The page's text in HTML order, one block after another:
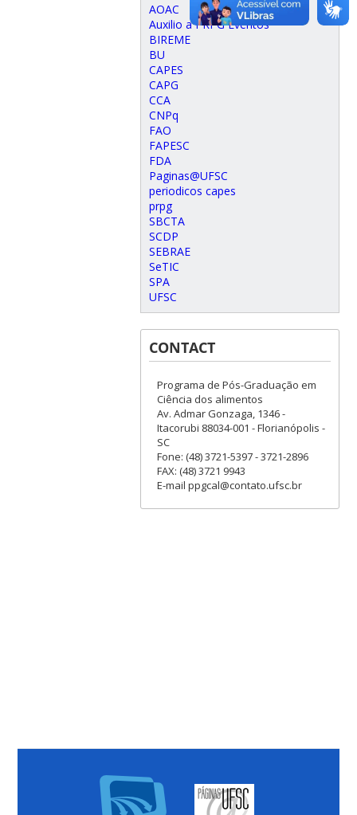
AOAC
Auxilio a PRPG Eventos
BIREME
BU
CAPES
CAPG
CCA
CNPq
FAO
FAPESC
FDA
Paginas@UFSC
periodicos capes
prpg
SBCTA
SCDP
SEBRAE
SeTIC
SPA
UFSC
CONTACT
Programa de Pós-Graduação em
Ciência dos alimentos
Av. Admar Gonzaga, 1346 -
Itacorubi 88034-001 - Florianópolis -
SC
Fone: (48) 3721-5397 - 3721-2896
FAX: (48) 3721 9943
E-mail ppgcal@contato.ufsc.br